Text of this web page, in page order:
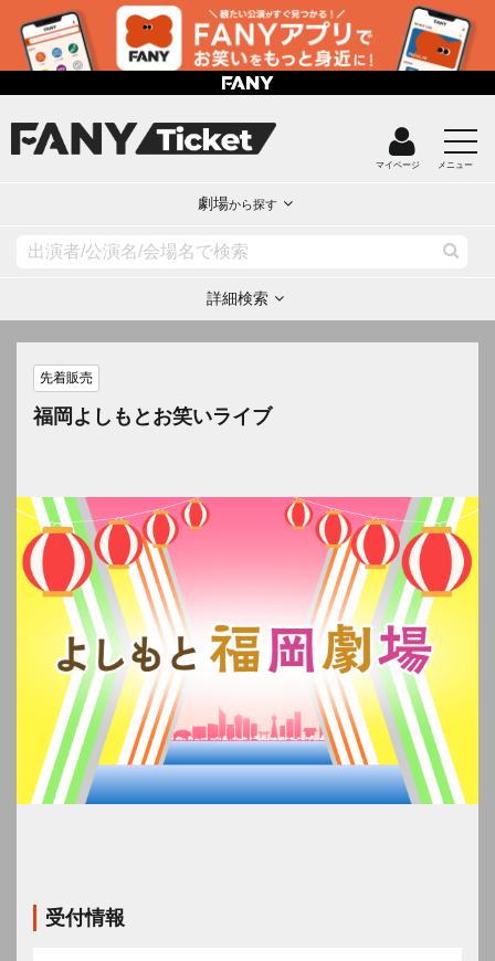
マイページ メニュー
劇場から探す
詳細検索
先着販売
福岡よしもとお笑いライブ
受付情報